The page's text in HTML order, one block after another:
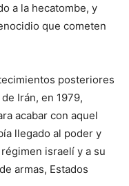
a la hecatombe, y
que cometen
posteriores
Irán, en 1979,
acabar con aquel
llegado al poder y
israelí y a su
armas, Estados